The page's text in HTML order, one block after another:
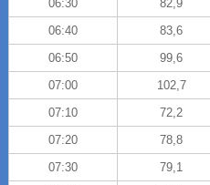
06:30
82,9
06:40
83,6
06:50
99,6
07:00
102,7
07:10
72,2
07:20
78,8
07:30
79,1